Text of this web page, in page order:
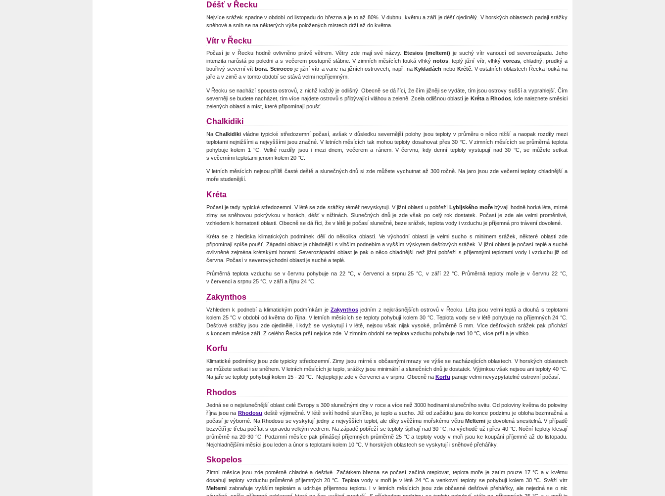
Déšť v Řecku
Nejvíce srážek spadne v období od listopadu do března a je to až 80%. V dubnu, květnu a září je déšť ojedinělý. V horských oblastech padají srážky
sněhové a sníh se na některých výše položených místech drží až do května.
Vítr v Řecku
Počasí je v Řecku hodně ovlivněno právě větrem. Větry zde mají své názvy. Etesios (meltemi) je suchý vítr vanoucí od severozápadu. Jeho
intenzita narůstá po poledni a s večerem postupně slábne. V zimních měsících fouká vlhkýnotos, teplý jižní vítr, vlhký voreas, chladný, prudký a
bouřlivý severní vít bora. Sciroccoje jižní vítr a vane na jižních ostrovech, např. na Kykladách nebo Krétě.V ostatních oblastech Řecka fouká na
jaře a v zimě a v tomto období se stává velmi nepříjemným.
V Řecku se nachází spousta ostrovů, z nichž každý je odlišný. Obecně se dá říci, že čím jižněji se vydáte, tím jsou ostrovy sušší a vyprahlejší. Čím
severněji se budete nacházet, tím více najdete ostrovů s přibývající vláhou a zeleně. Zcela odlišnou oblastí je Kréta a Rhodos, kde naleznete směsici
zelených oblastí a míst, které připomínají poušť.
Chalkidiki
NaChalkidiki vládne typické středozemní počasí, avšak v důsledku severnější polohy jsou teploty v průměru o něco nižší a naopak rozdíly mezi
teplotami nejnižšími a nejvyššími jsou značné. V letních měsících tak mohou teploty dosahovat přes 30 °C. V zimních měsících se průměrná teplota
pohybuje kolem 1 °C. Velké rozdíly jsou i mezi dnem, večerem a ránem. V červnu, kdy denní teploty vystupují nad 30 °C, se můžete setkat
s večerními teplotami jenom kolem 20 °C.
V letních měsících nejsou příliš časté deště a slunečných dnů si zde můžete vychutnat až 300 ročně. Na jaro jsou zde večerní teploty chladnější a
moře studenější.
Kréta
Počasí je tady typické středozemní. V létě se zde srážky téměř nevyskytují. V jižní oblasti u pobřeží Lybijského mořebývají hodně horká léta, mírné
zimy se sněhovou pokrývkou v horách, déšť v nížinách. Slunečných dnů je zde však po celý rok dostatek. Počasí je zde ale velmi proměnlivé,
vzhledem k hornatosti oblasti. Obecně se dá říci, že v létě je počasí slunečné, beze srážek, teplota vody i vzduchu je příjemná pro trávení dovolené.
Kréta se z hlediska klimatických podmínek dělí do několika oblastí. Ve východní oblasti je velmi sucho s minimem srážek, některé oblasti zde
připomínají spíše poušť. Západní oblast je chladnější s vlhčím podnebím a vyšším výskytem dešťových srážek. V jižní oblasti je počasí teplé a suché
ovlivněné zejména krétskými horami. Severozápadní oblast je pak o něco chladnější než jižní pobřeží s příjemnými teplotami vody i vzduchu již od
června. Počasí v severovýchodní oblasti je suché a teplé.
Průměrná teplota vzduchu se v červnu pohybuje na 22 °C, v červenci a srpnu 25 °C, v září 22 °C. Průměrná teploty moře je v červnu 22 °C,
v červenci a srpnu 25 °C, v září a říjnu 24 °C.
Zakynthos
Vzhledem k podnebí a klimatickým podmínkám je Zakynthos jedním z nejkrásnějších ostrovů v Řecku. Léta jsou velmi teplá a dlouhá s teplotami
kolem 25 °C v období od května do října. V letních měsících se teploty pohybují kolem 30 °C. Teplota vody se v létě pohybuje na příjemných 24 °C.
Dešťové srážky jsou zde ojedinělé, i když se vyskytují i v létě, nejsou však nijak vysoké, průměrně 5 mm. Více dešťových srážek pak přichází
s koncem měsíce září. Z celého Řecka prší nejvíce zde. V zimním období se teplota vzduchu pohybuje nad 10 °C, více prší a je vlhko.
Korfu
Klimatické podmínky jsou zde typicky středozemní. Zimy jsou mírné s občasnými mrazy ve výše se nacházejících oblastech. V horských oblastech
se můžete setkat i se sněhem. V letních měsících je teplo, srážky jsou minimální a slunečních dnů je dostatek. Výjimkou však nejsou ani teploty 40 °C.
Na jaře se teploty pohybují kolem 15 - 20 °C. Nejtepleji je zde v červenci a v srpnu. Obecně na Korfu panuje velmi nevyzpytatelné ostrovní počasí.
Rhodos
Jedná se o nejslunečnější oblast celé Evropy s 300 slunečnými dny v roce a více než 3000 hodinami slunečního svitu. Od poloviny května do poloviny
října jsou naRhodosu deště výjimečné. V létě svítí hodně sluníčko, je teplo a sucho. Již od začátku jara do konce podzimu je obloha bezmračná a
počasí je výborné. Na Rhodosu se vyskytují jedny z nejvyšších teplot, ale díky svěžímu mořskému větruMeltemi je dovolená snesitelná. V případě
bezvětří je třeba počítat s opravdu velkým vedrem. Na západě pobřeží se teploty šplhají nad 30 °C, na východě už i přes 40 °C. Noční teploty klesají
průměrně na 20-30 °C. Podzimní měsíce pak přinášejí příjemných průměrně 25 °C a teploty vody v moři jsou ke koupání příjemné až do listopadu.
Nejchladnějšími měsíci jsou leden a únor s teplotami kolem 10 °C. V horských oblastech se vyskytují i sněhové přeháňky.
Skopelos
Zimní měsíce jsou zde poměrně chladné a deštivé. Začátkem března se počasí začíná oteplovat, teplota moře je zatím pouze 17 °C a v květnu
dosahují teploty vzduchu průměrně příjemných 20 °C. Teplota vody v moři je v létě 24 °C a venkovní teploty se pohybují kolem 30 °C. Svěží vítr
Meltemi zabraňuje vyšším teplotám a udržuje příjemnou teplotu. I v letních měsících jsou zde občasné dešťové přeháňky, ale nejedná se o nic